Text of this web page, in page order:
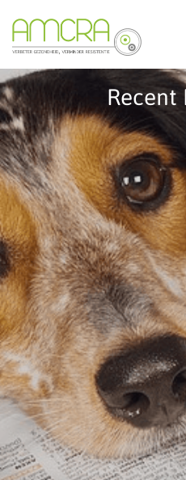
Recent